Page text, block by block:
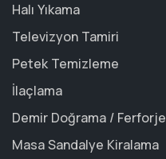
Halı Yıkama
Televizyon Tamiri
Petek Temizleme
İlaçlama
Demir Doğrama / Ferforje
Masa Sandalye Kiralama